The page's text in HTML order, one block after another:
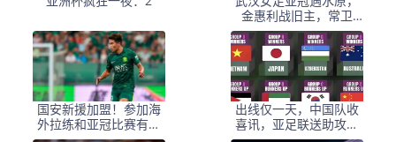
金惠利战旧主，常卫
魏、外援离队，主场武
体
国安新援加盟！参加海
外拉练和亚冠比赛有困
出线仅一天，中国队收
喜讯，亚足联送助攻，